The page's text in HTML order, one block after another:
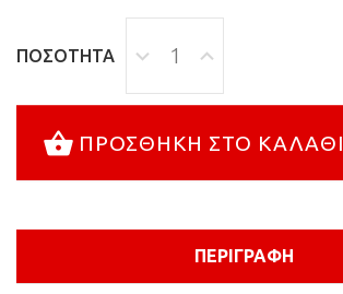
ΠΟΣΌΤΗΤΑ
ΠΡΟΣΘΉΚΗ ΣΤΟ ΚΑΛΆΘΙ
ΠΕΡΙΓΡΑΦΉ